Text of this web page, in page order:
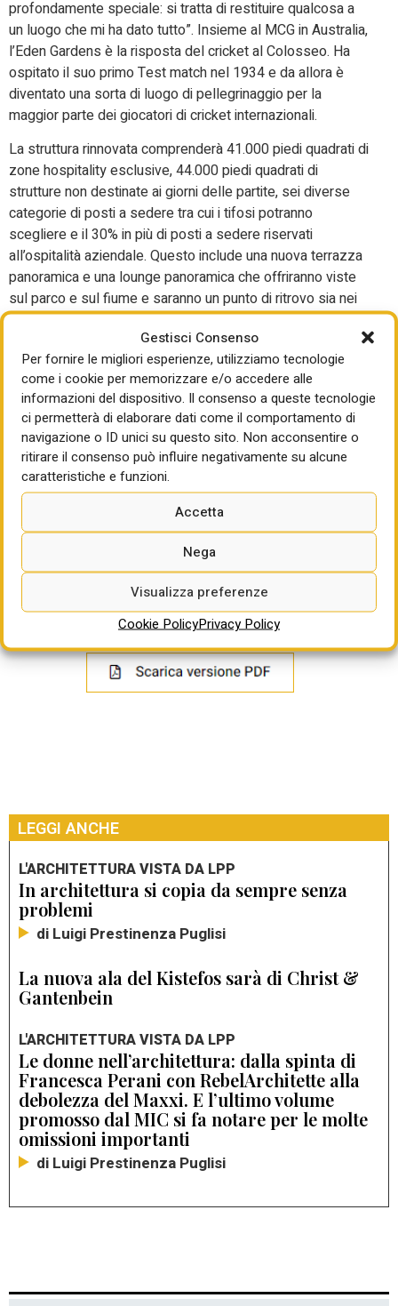
Gestisci Consenso
Per fornire le migliori esperienze, utilizziamo tecnologie
come i cookie per memorizzare e/o accedere alle
informazioni del dispositivo. Il consenso a queste tecnologie
ci permetterà di elaborare dati come il comportamento di
navigazione o ID unici su questo sito. Non acconsentire o
ritirare il consenso può influire negativamente su alcune
caratteristiche e funzioni.
Accetta
Nega
Visualizza preferenze
Cookie PolicyPrivacy Policy
profondamente speciale: si tratta di restituire qualcosa a
un luogo che mi ha dato tutto”. Insieme al MCG in Australia,
l’Eden Gardens è la risposta del cricket al Colosseo. Ha
ospitato il suo primo Test match nel 1934 e da allora è
diventato una sorta di luogo di pellegrinaggio per la
maggior parte dei giocatori di cricket internazionali.
La struttura rinnovata comprenderà 41.000 piedi quadrati di
zone hospitality esclusive, 44.000 piedi quadrati di
strutture non destinate ai giorni delle partite, sei diverse
categorie di posti a sedere tra cui i tifosi potranno
scegliere e il 30% in più di posti a sedere riservati
all’ospitalità aziendale. Questo include una nuova terrazza
panoramica e una lounge panoramica che offriranno viste
sul parco e sul fiume e saranno un punto di ritrovo sia nei
giorni delle partite che in quelli senza. Ci saranno anche
zone e lounge dedicate ai tifosi dell’IPL e verrà introdotto
un Member’s Club che aprirà la struttura ai giardini
circostanti. Esperienze pensate per i tifosi, come un
museo, una hall of fame e aree di coinvolgimento digitale,
celebrano la storia dell’Eden Gardens, preparandolo al
contempo per nuove esperienze legate a questo sport.
Pranav Kashyap, Associate Principal di Populous, ha
affermato che il team di progettazione ha dovuto affrontare
numerose sfide, tra cui lavorare all’interno di un sito storico
molto ristretto nel centro città, il che limitava il potenziale di
espansione fisica della struttura, e garantire che la
riqualificazione rispettasse il patrimonio dell’edificio e si
integrasse con il contesto esistente.
LEGGI ANCHE
L'ARCHITETTURA VISTA DA LPP
In architettura si copia da sempre senza
problemi
di Luigi Prestinenza Puglisi
La nuova ala del Kistefos sarà di Christ &
Gantenbein
L'ARCHITETTURA VISTA DA LPP
Le donne nell’architettura: dalla spinta di
Francesca Perani con RebelArchitette alla
debolezza del Maxxi. E l’ultimo volume
promosso dal MIC si fa notare per le molte
omissioni importanti
di Luigi Prestinenza Puglisi